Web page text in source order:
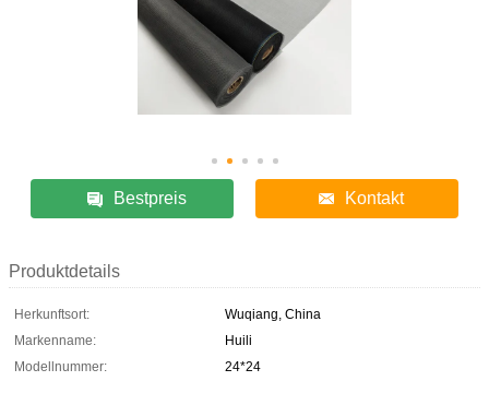
Bestpreis Kontakt
Produktdetails
Herkunftsort:
Wuqiang, China
Markenname:
Huili
Modellnummer:
24*24